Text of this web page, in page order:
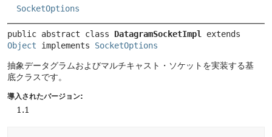
SocketOptions
public abstract class DatagramSocketImpl
Object implements SocketOptions
抽象データグラムおよびマルチキャスト・ソケットを実装する基
底クラスです。
導入されたバージョン:
1.1